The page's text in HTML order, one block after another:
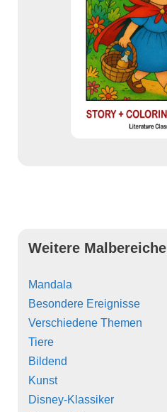
Weitere Malbereiche
Mandala
Besondere Ereignisse
Verschiedene Themen
Tiere
Bildend
Kunst
Disney-Klassiker